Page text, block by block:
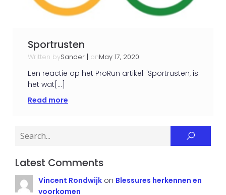
Sportrusten
Written bySander | onMay 17, 2020
Een reactie op het ProRun artikel "Sportrusten, is
het wat[…]
Read more
Latest Comments
Vincent Rondwijkon Blessures herkennen en
voorkomen